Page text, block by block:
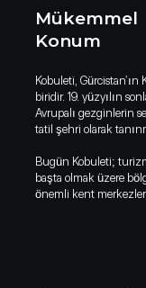
Mükemmel
Konum
Kobuleti,
biridir. 19. yüzyılın
Avrupalı gezginlerin
tatil şehri olarak
Bugün Kobuleti;
başta olmak üzere
önemli kent
Kobuleti’yi
İçin İdeal